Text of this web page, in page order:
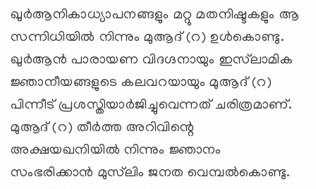
ഖുര്‍ആനികാധ്യാപനങ്ങളും മറ്റു മതനിഷ്ടകളും ആ
സന്നിധിയില്‍ നിന്നും മുആദ് (റ) ഉള്‍കൊണ്ടു.
ഖുര്‍ആന്‍ പാരായണ വിദഗ്ദനായും ഇസ്‍ലാമിക
ജ്ഞാനീയങ്ങളുടെ കലവറയായും മുആദ് (റ)
പിന്നീട് പ്രശസ്തിയാര്‍ജിച്ചുവെന്നത് ചരിത്രമാണ്.
മുആദ് (റ) തീര്‍ത്ത അറിവിന്റെ
അക്ഷയഖനിയില്‍ നിന്നും ജ്ഞാനം
സംഭരിക്കാന്‍ മുസ്‍ലിം ജനത വെമ്പല്‍കൊണ്ടു.